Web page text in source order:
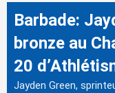
Barbade:
bronze au
20
Jayden Green,